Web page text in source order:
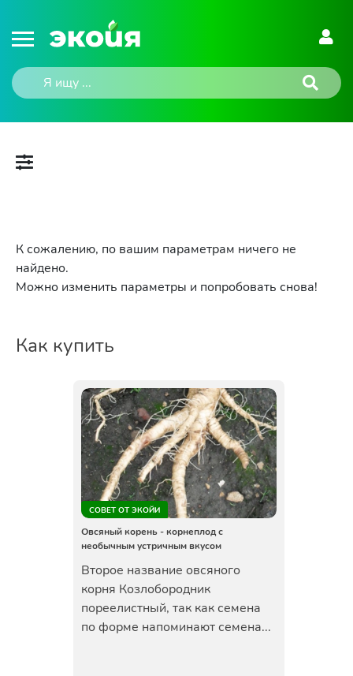
К сожалению, по вашим параметрам ничего не
найдено.
Можно изменить параметры и попробовать снова!
Как купить
СОВЕТ ОТ ЭКОЙИ
Овсяный корень - корнеплод с
необычным устричным вкусом
Второе название овсяного
корня Козлобородник
пореелистный, так как семена
по форме напоминают семена...